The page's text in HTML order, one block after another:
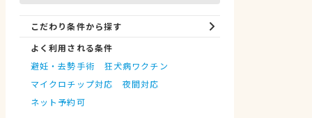
こだわり条件から探す
よく利用される条件
避妊・去勢手術
狂犬病ワクチン
マイクロチップ対応
夜間対応
ネット予約可